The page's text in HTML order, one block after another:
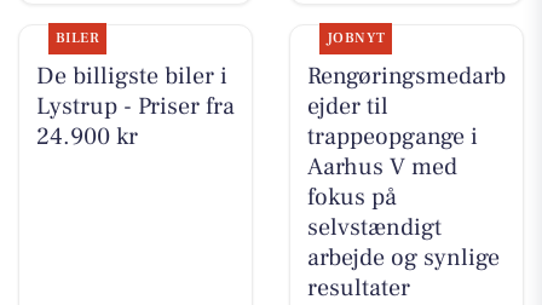
BILER
De billigste biler i
Lystrup - Priser fra
24.900 kr
JOBNYT
Rengøringsmedarb
ejder til
trappeopgange i
Aarhus V med
fokus på
selvstændigt
arbejde og synlige
resultater